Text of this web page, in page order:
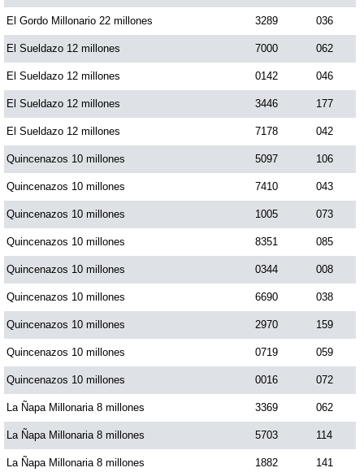
Motilon Tarde
Motilon Noche
Paisita Día
Paisita Noche
Paisita 3
Pick 3 Día
Pick 3 Noche
Pick 4 Día
Pick 4 Noche
El Gordo Millonario 22 millones 3289 036
El Sueldazo 12 millones 7000 062
El Sueldazo 12 millones 0142 046
El Sueldazo 12 millones 3446 177
El Sueldazo 12 millones 7178 042
Quincenazos 10 millones 5097 106
Quincenazos 10 millones 7410 043
Quincenazos 10 millones 1005 073
Quincenazos 10 millones 8351 085
Quincenazos 10 millones 0344 008
Quincenazos 10 millones 6690 038
Quincenazos 10 millones 2970 159
Quincenazos 10 millones 0719 059
Quincenazos 10 millones 0016 072
La Ñapa Millonaria 8 millones 3369 062
La Ñapa Millonaria 8 millones 5703 114
La Ñapa Millonaria 8 millones 1882 141